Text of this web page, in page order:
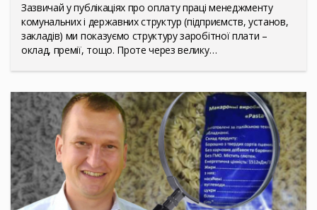
Зазвичай у публікаціях про оплату праці менеджменту
комунальних і державних структур (підприємств, установ,
закладів) ми показуємо структуру заробітної плати –
оклад, премії, тощо. Проте через велику…